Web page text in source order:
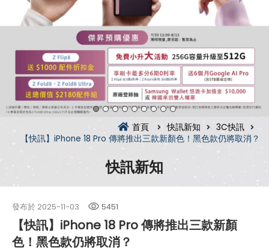
首頁 快訊新知
3C快訊
【快訊】iPhone 18 Pro 傳將推出三款新顏色！黑色款仍將取消？
快訊新知
發布於 2025-11-03 5451
【快訊】iPhone 18 Pro 傳將推出三款新顏
色！黑色款仍將取消？